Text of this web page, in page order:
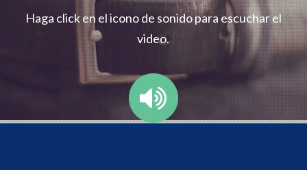
Haga click en el icono de sonido para escuchar el
video.